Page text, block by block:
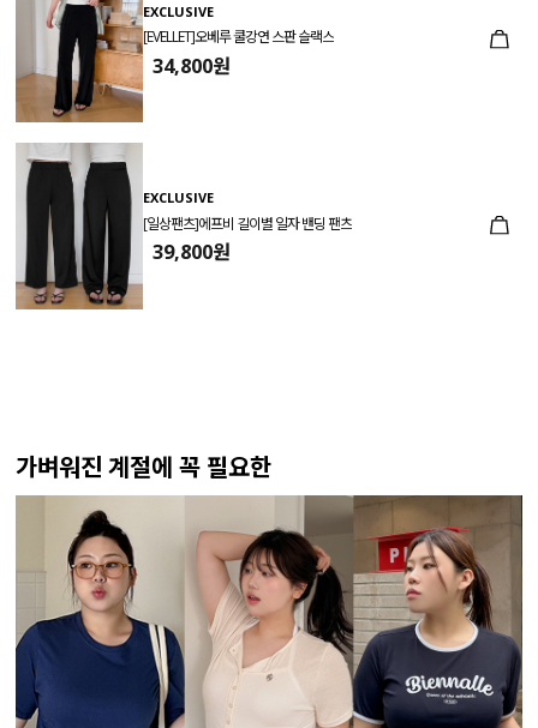
EXCLUSIVE
[EVELLET]오베루 쿨강연 스판 슬랙스
34,800원
EXCLUSIVE
[일상팬츠]에프비 길이별 일자 밴딩 팬츠
39,800원
가벼워진 계절에 꼭 필요한